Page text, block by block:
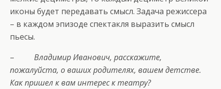
иконы будет передавать смысл. Задача режиссера
– в каждом эпизоде спектакля выразить смысл
пьесы.
– Владимир Иванович, расскажите,
пожалуйста, о ваших родителях, вашем детстве.
Как пришел к вам интерес к театру?